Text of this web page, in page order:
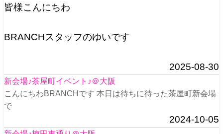
皆様こんにちわ
BRANCHスタッフのゆいです
2025-08-30
新会場♪茶屋町イベント♪＠大阪
こんにちわBRANCHです 本日は待ちに待った茶屋町新会場
で
2024-10-05